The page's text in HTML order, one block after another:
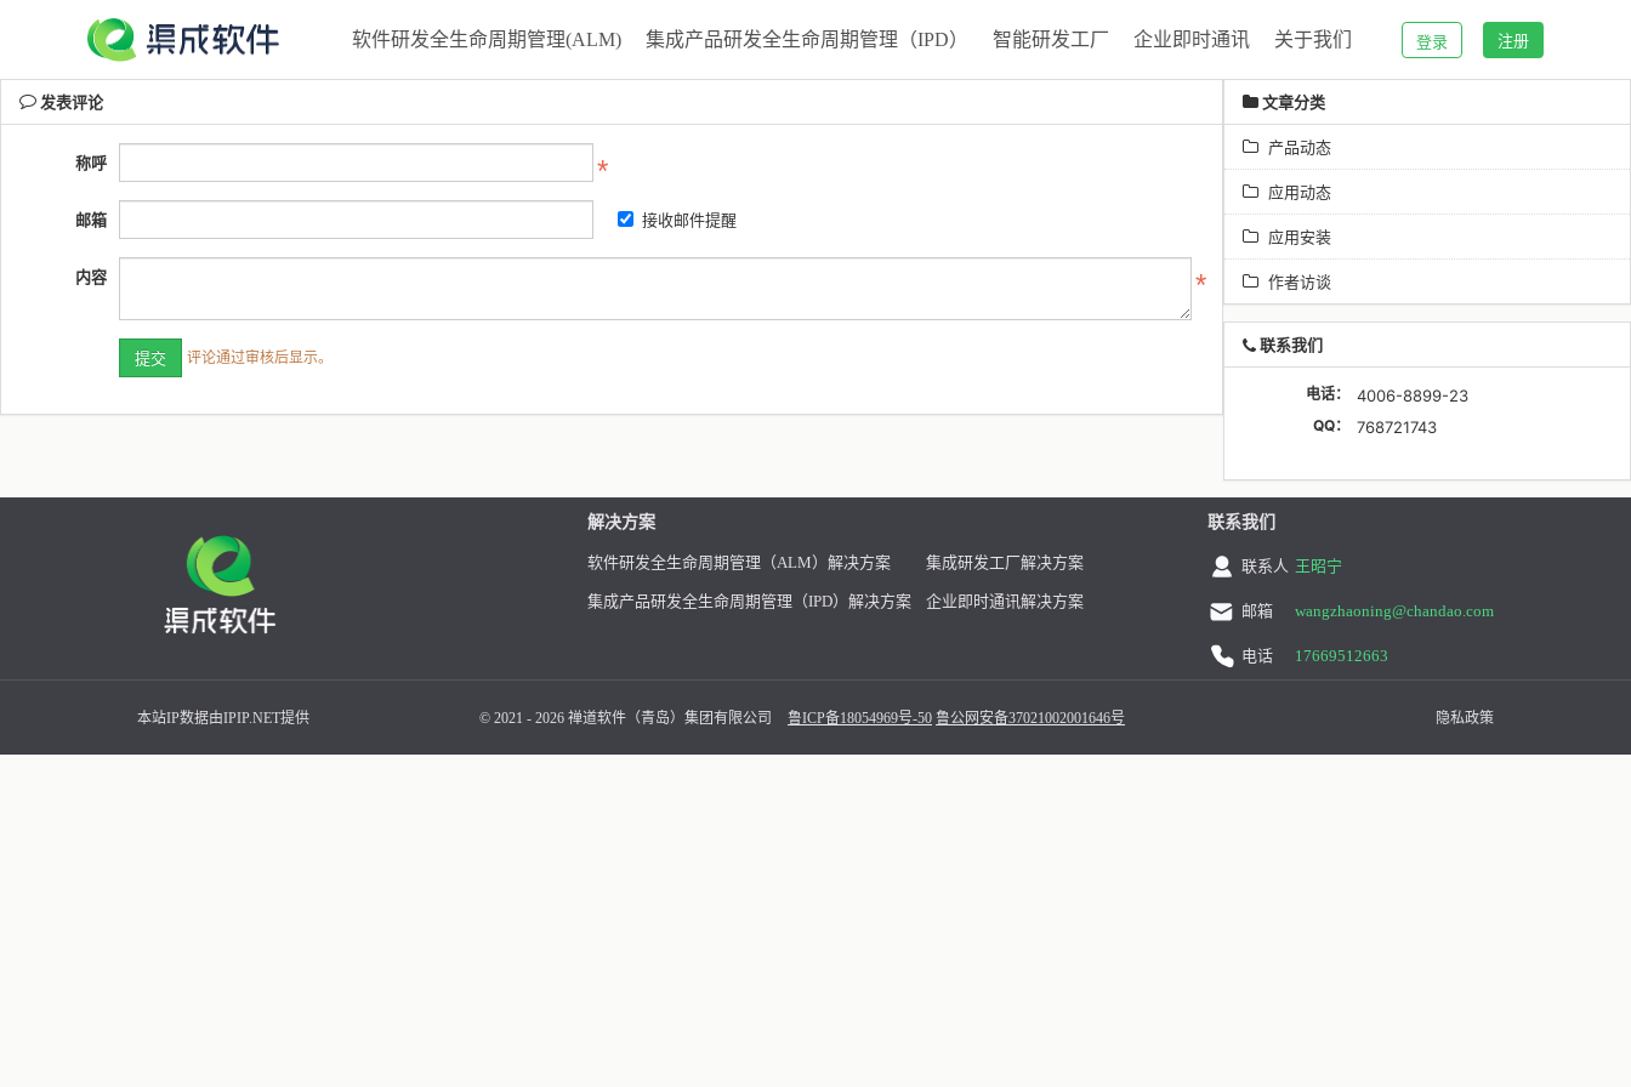
软件研发全生命周期管理(ALM) 集成产品研发全生命周期管理（IPD） 智能研发工厂 企业即时通讯 关于我们 登录 注册
发表评论
称呼
邮箱 接收邮件提醒
内容
评论通过审核后显示。
文章分类
产品动态
应用动态
应用安装
作者访谈
联系我们
电话： 4006-8899-23
QQ： 768721743
解决方案
软件研发全生命周期管理（ALM）解决方案 集成研发工厂解决方案
集成产品研发全生命周期管理（IPD）解决方案 企业即时通讯解决方案
联系我们
联系人 王昭宁
邮箱 wangzhaoning@chandao.com
电话 17669512663
本站IP数据由IPIP.NET提供 © 2021 - 2026 禅道软件（青岛）集团有限公司 鲁ICP备18054969号-50 鲁公网安备37021002001646号 隐私政策